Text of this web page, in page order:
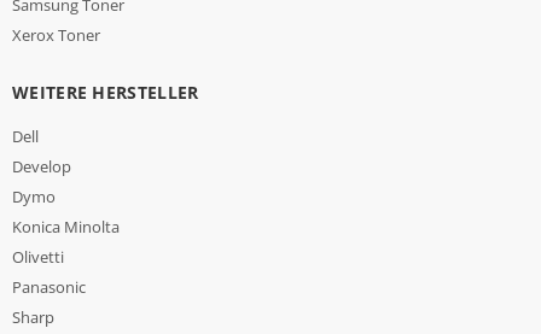
Samsung Toner
Xerox Toner
WEITERE HERSTELLER
Dell
Develop
Dymo
Konica Minolta
Olivetti
Panasonic
Sharp